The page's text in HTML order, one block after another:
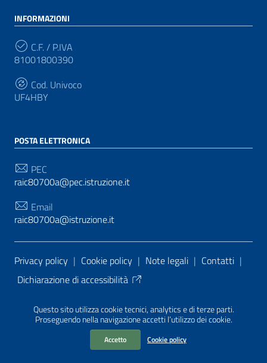
Questo sito utilizza cookie tecnici, analytics e di terze parti.
Proseguendo nella navigazione accetti l’utilizzo dei cookie.
Accetto Cookie policy
INFORMAZIONI
C.F. / P.IVA
81001800390
Cod. Univoco
UF4HBY
POSTA ELETTRONICA
PEC
raic80700a@pec.istruzione.it
Email
raic80700a@istruzione.it
Sezione Link Utili
Privacy policy | Cookie policy | Note legali | Contatti |
Dichiarazione di accessibilità
PA di AgID
| Realizzato con WordPress
da